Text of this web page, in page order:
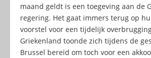
maand geldt is een toegeving aan de
regering. Het gaat immers terug op
voorstel voor een tijdelijk
Griekenland toonde zich tijdens de
Brussel bereid om toch voor een